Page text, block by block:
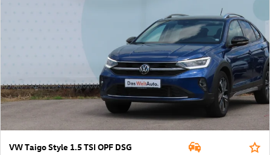
VW Taigo Style 1.5 TSI OPF DSG